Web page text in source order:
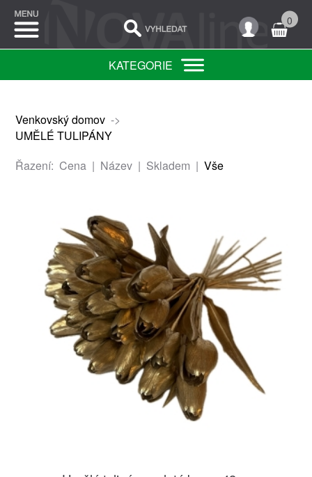
0
KATEGORIE
Venkovský domov->
UMĚLÉ TULIPÁNY
Řazení: Cena| Název| Skladem | Vše